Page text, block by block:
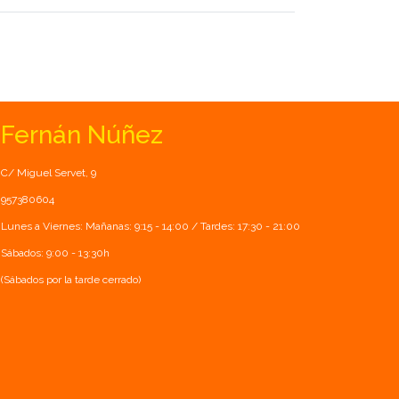
Fernán Núñez
C/ Miguel Servet, 9
957380604
Lunes a Viernes: Mañanas: 9:15 - 14:00 / Tardes: 17:30 - 21:00
Sábados: 9:00 - 13:30h
(Sábados por la tarde cerrado)